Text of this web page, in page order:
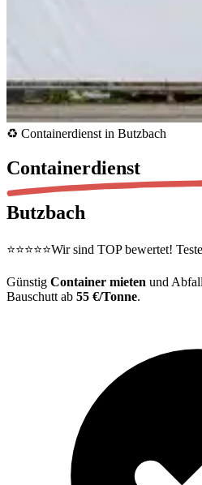
♻️ Containerdienst in Butzbach
Containerdienst
Butzbach
⭐⭐⭐⭐⭐Wir sind TOP bewertet!
Günstig Container mieten und Abfall
Bauschutt ab 55 €/Tonne.